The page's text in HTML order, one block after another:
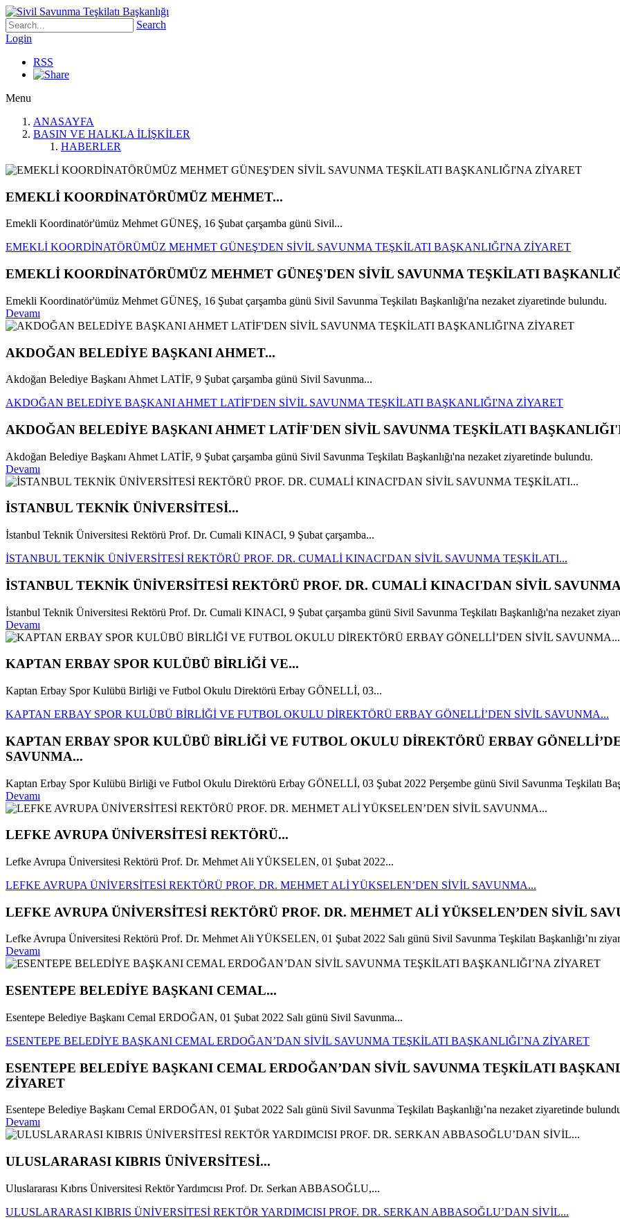
Search
Login
RSS
Menu
ANASAYFA
BASIN VE HALKLA İLİŞKİLER
HABERLER
EMEKLİ KOORDİNATÖRÜMÜZ MEHMET...
Emekli Koordinatör'ümüz Mehmet GÜNEŞ, 16 Şubat çarşamba günü Sivil...
EMEKLİ KOORDİNATÖRÜMÜZ MEHMET GÜNEŞ'DEN SİVİL SAVUNMA TEŞKİLATI BAŞKANLIĞI'NA ZİYARET
EMEKLİ KOORDİNATÖRÜMÜZ MEHMET GÜNEŞ'DEN SİVİL SAVUNMA TEŞKİLATI
Emekli Koordinatör'ümüz Mehmet GÜNEŞ, 16 Şubat çarşamba günü Sivil Savunma Teşkilatı Başkanlığı'na nezaket ziyaretinde bulundu.
Devamı
AKDOĞAN BELEDİYE BAŞKANI AHMET...
Akdoğan Belediye Başkanı Ahmet LATİF, 9 Şubat çarşamba günü Sivil Savunma...
AKDOĞAN BELEDİYE BAŞKANI AHMET LATİF'DEN SİVİL SAVUNMA TEŞKİLATI BAŞKANLIĞI'NA ZİYARET
AKDOĞAN BELEDİYE BAŞKANI AHMET LATİF'DEN SİVİL SAVUNMA TEŞKİLATI
Akdoğan Belediye Başkanı Ahmet LATİF, 9 Şubat çarşamba günü Sivil Savunma Teşkilatı Başkanlığı'na nezaket ziyaretinde bulundu.
Devamı
İSTANBUL TEKNİK ÜNİVERSİTESİ...
İstanbul Teknik Üniversitesi Rektörü Prof. Dr. Cumali KINACI, 9 Şubat çarşamba...
İSTANBUL TEKNİK ÜNİVERSİTESİ REKTÖRÜ PROF. DR. CUMALİ KINACI'DAN SİVİL SAVUNMA TEŞKİLATI...
İSTANBUL TEKNİK ÜNİVERSİTESİ REKTÖRÜ PROF. DR. CUMALİ KINACI'DAN SİVİL
İstanbul Teknik Üniversitesi Rektörü Prof. Dr. Cumali KINACI, 9 Şubat çarşamba günü Sivil Savunma Teşkilatı Başkanlığı'na nezaket
Devamı
KAPTAN ERBAY SPOR KULÜBÜ BİRLİĞİ VE...
Kaptan Erbay Spor Kulübü Birliği ve Futbol Okulu Direktörü Erbay GÖNELLİ, 03...
KAPTAN ERBAY SPOR KULÜBÜ BİRLİĞİ VE FUTBOL OKULU DİREKTÖRÜ ERBAY GÖNELLİ’DEN SİVİL SAVUNMA...
KAPTAN ERBAY SPOR KULÜBÜ BİRLİĞİ VE FUTBOL OKULU DİREKTÖRÜ ERBAY
SAVUNMA...
Kaptan Erbay Spor Kulübü Birliği ve Futbol Okulu Direktörü Erbay GÖNELLİ, 03 Şubat 2022 Perşembe günü Sivil Savunma Teşkilatı
Devamı
LEFKE AVRUPA ÜNİVERSİTESİ REKTÖRÜ...
Lefke Avrupa Üniversitesi Rektörü Prof. Dr. Mehmet Ali YÜKSELEN, 01 Şubat 2022...
LEFKE AVRUPA ÜNİVERSİTESİ REKTÖRÜ PROF. DR. MEHMET ALİ YÜKSELEN’DEN SİVİL SAVUNMA...
LEFKE AVRUPA ÜNİVERSİTESİ REKTÖRÜ PROF. DR. MEHMET ALİ YÜKSELEN’DEN SİVİL
Lefke Avrupa Üniversitesi Rektörü Prof. Dr. Mehmet Ali YÜKSELEN, 01 Şubat 2022 Salı günü Sivil Savunma Teşkilatı Başkanlığı’nı
Devamı
ESENTEPE BELEDİYE BAŞKANI CEMAL...
Esentepe Belediye Başkanı Cemal ERDOĞAN, 01 Şubat 2022 Salı günü Sivil Savunma...
ESENTEPE BELEDİYE BAŞKANI CEMAL ERDOĞAN’DAN SİVİL SAVUNMA TEŞKİLATI BAŞKANLIĞI’NA ZİYARET
ESENTEPE BELEDİYE BAŞKANI CEMAL ERDOĞAN’DAN SİVİL SAVUNMA TEŞKİLATI
ZİYARET
Esentepe Belediye Başkanı Cemal ERDOĞAN, 01 Şubat 2022 Salı günü Sivil Savunma Teşkilatı Başkanlığı’na nezaket ziyaretinde
Devamı
ULUSLARARASI KIBRIS ÜNİVERSİTESİ...
Uluslararası Kıbrıs Üniversitesi Rektör Yardımcısı Prof. Dr. Serkan ABBASOĞLU,...
ULUSLARARASI KIBRIS ÜNİVERSİTESİ REKTÖR YARDIMCISI PROF. DR. SERKAN ABBASOĞLU’DAN SİVİL...